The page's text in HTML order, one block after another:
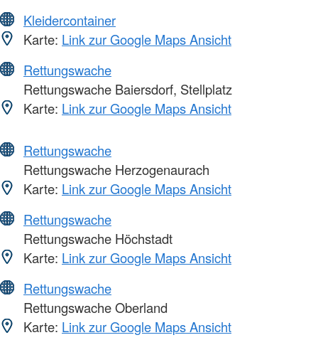
Kleidercontainer
Karte: Link zur Google Maps Ansicht
Rettungswache
Rettungswache Baiersdorf, Stellplatz
Karte: Link zur Google Maps Ansicht
Rettungswache
Rettungswache Herzogenaurach
Karte: Link zur Google Maps Ansicht
Rettungswache
Rettungswache Höchstadt
Karte: Link zur Google Maps Ansicht
Rettungswache
Rettungswache Oberland
Karte: Link zur Google Maps Ansicht